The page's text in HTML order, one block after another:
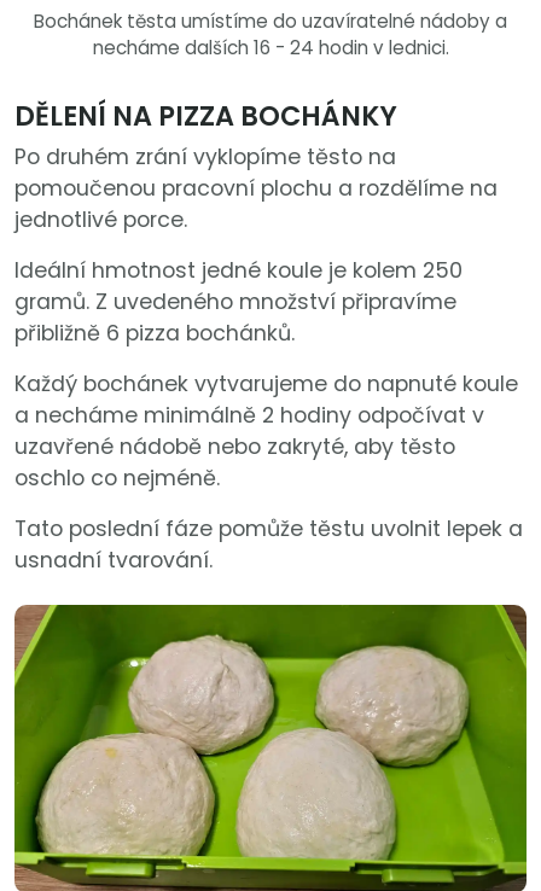
Bochánek těsta umístíme do uzavíratelné nádoby a
necháme dalších 16 - 24 hodin v lednici.
DĚLENÍ NA PIZZA BOCHÁNKY
Po druhém zrání vyklopíme těsto na
pomoučenou pracovní plochu a rozdělíme na
jednotlivé porce.
Ideální hmotnost jedné koule je kolem 250
gramů. Z uvedeného množství připravíme
přibližně 6 pizza bochánků.
Každý bochánek vytvarujeme do napnuté koule
a necháme minimálně 2 hodiny odpočívat v
uzavřené nádobě nebo zakryté, aby těsto
oschlo co nejméně.
Tato poslední fáze pomůže těstu uvolnit lepek a
usnadní tvarování.